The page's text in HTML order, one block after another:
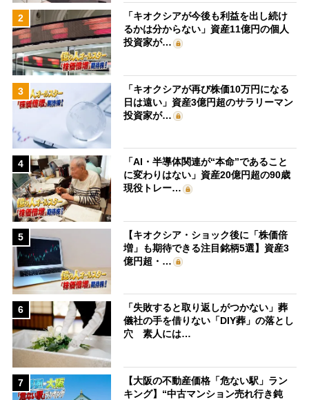
2
「キオクシアが今後も利益を出し続け
るかは分からない」資産11億円の個人
投資家が…
3
「キオクシアが再び株価10万円になる
日は遠い」資産3億円超のサラリーマン
投資家が…
4
「AI・半導体関連が“本命”であること
に変わりはない」資産20億円超の90歳
現役トレー…
5
【キオクシア・ショック後に「株価倍
増」も期待できる注目銘柄5選】資産3
億円超・…
6
「失敗すると取り返しがつかない」葬
儀社の手を借りない「DIY葬」の落とし
穴 素人には…
7
【大阪の不動産価格「危ない駅」ラン
キング】“中古マンション売れ行き鈍